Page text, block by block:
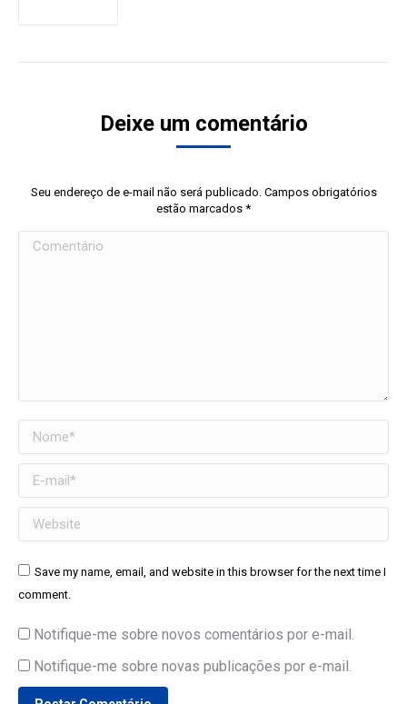
Deixe um comentário
Seu endereço de e-mail não será publicado. Campos obrigatórios
estão marcados *
Comentário
Nome *
E-mail *
Website
Save my name, email, and website in this browser for the next time I
comment.
Notifique-me sobre novos comentários por e-mail.
Notifique-me sobre novas publicações por e-mail.